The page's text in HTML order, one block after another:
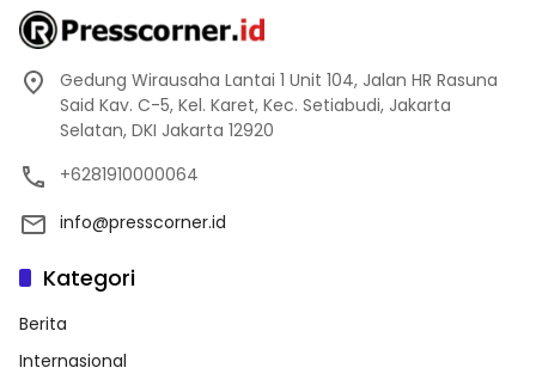
Gedung Wirausaha Lantai 1 Unit 104, Jalan HR Rasuna
Said Kav. C-5, Kel. Karet, Kec. Setiabudi, Jakarta
Selatan, DKI Jakarta 12920
+6281910000064
info@presscorner.id
Kategori
Berita
Internasional